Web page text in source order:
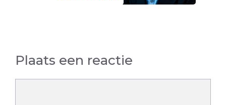
Plaats een reactie